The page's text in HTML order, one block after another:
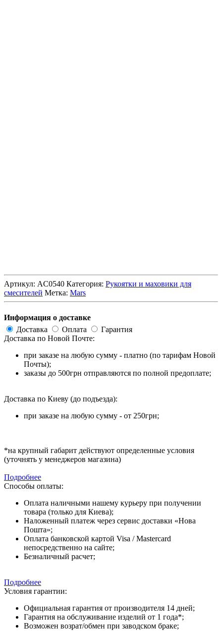
Артикул: AC0540 Категория: Рукоятки и маховики для
смесителей Метка: Mars
Информация о доставке
Доставка
Оплата
Гарантия
Доставка по Новой Почте:
при заказе на любую сумму - платно (по тарифам Новой
Почты);
заказы до 500грн отправляются по полной предоплате;
Доставка по Киеву (до подъезда):
при заказе на любую сумму - от 250грн;
*на крупный габарит действуют определенные условия
(уточнять у менеджеров магазина)
Подробнее
Способы оплаты:
Оплата наличными нашему курьеру при получении
товара (только для Киева);
Наложенный платеж через сервис доставки «Нова
Пошта»;
Оплата банковской картой Visa / Mastercard
непосредственно на сайте;
Безналичный расчет;
Подробнее
Условия гарантии:
Официальная гарантия от производителя 14 дней;
Гарантия на обслуживание изделий от 1 года*;
Возможен возрат/обмен при заводском браке;